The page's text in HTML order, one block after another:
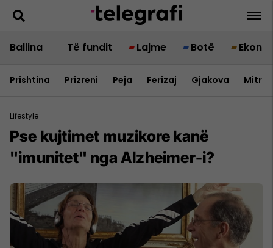
Ballina Të fundit Lajme Botë
Prishtina Prizreni Peja Ferizaj Gjakova
Lifestyle
Pse kujtimet muzikore kanë
"imunitet" nga Alzheimer-i?